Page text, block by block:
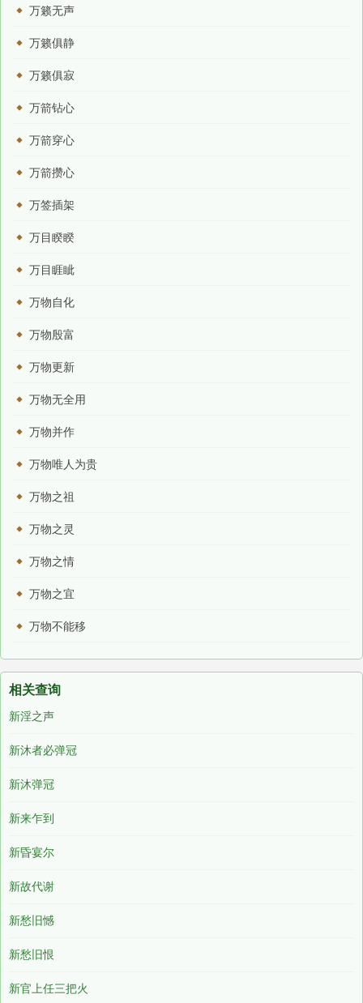
万籁无声
万籁俱静
万籁俱寂
万箭钻心
万箭穿心
万箭攒心
万签插架
万目睽睽
万目睚眦
万物自化
万物殷富
万物更新
万物无全用
万物并作
万物唯人为贵
万物之祖
万物之灵
万物之情
万物之宜
万物不能移
相关查询
新淫之声
新沐者必弹冠
新沐弹冠
新来乍到
新昏宴尔
新故代谢
新愁旧憾
新愁旧恨
新官上任三把火